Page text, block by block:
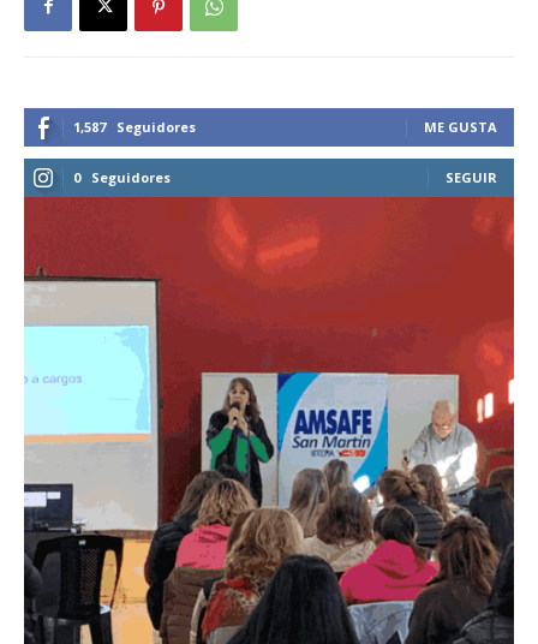
1,587 Seguidores ME GUSTA
0 Seguidores SEGUIR